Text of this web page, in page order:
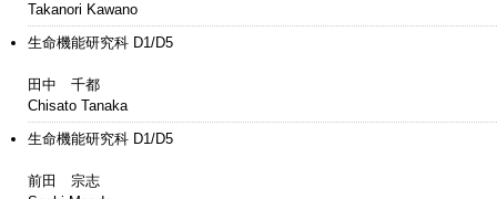
Takanori Kawano
生命機能研究科 D1/D5
田中 千都
Chisato Tanaka
生命機能研究科 D1/D5
前田 宗志